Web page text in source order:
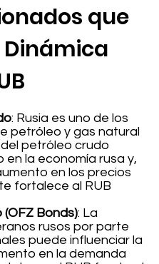
que
: Rusia es uno de los
petróleo y gas natural
petróleo crudo
la economía rusa y,
en los precios
fortalece al RUB
(OFZ Bonds): La
rusos por parte
puede influenciar la
en la demanda